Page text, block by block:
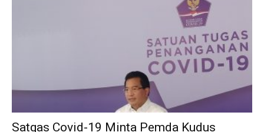
Satgas Covid-19 Minta Pemda Kudus